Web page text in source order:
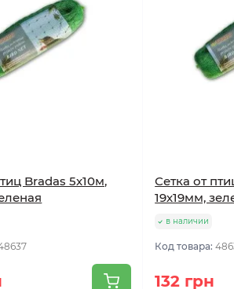
Bradas 5х10м,
Сетка от
19х19мм,
в наличии
Код товара:
132 грн